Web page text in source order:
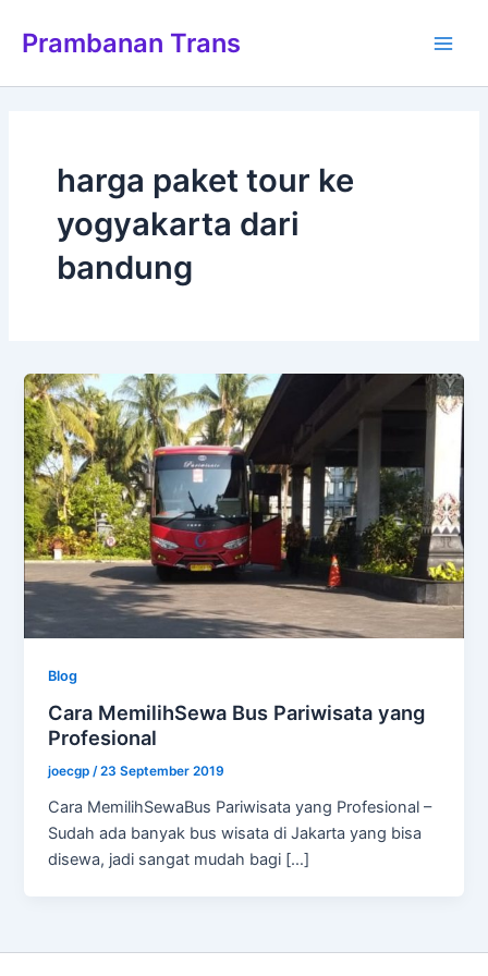
Prambanan Trans
harga paket tour ke
yogyakarta dari
bandung
Blog
Cara MemilihSewa Bus Pariwisata yang
Profesional
joecgp/23 September 2019
Cara MemilihSewaBus Pariwisata yang Profesional –
Sudah ada banyak bus wisata di Jakarta yang bisa
disewa, jadi sangat mudah bagi […]